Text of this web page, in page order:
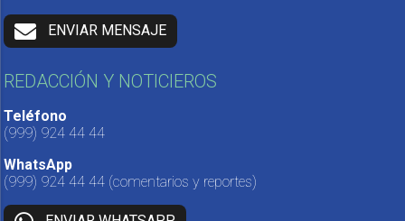
ENVIAR MENSAJE
REDACCIÓN Y NOTICIEROS
Teléfono
(999) 924 44 44
WhatsApp
(999) 924 44 44 (comentarios y reportes)